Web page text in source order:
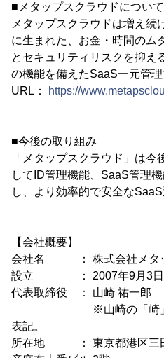
■メタップスクラウドについて
メタップスクラウドは増え続
に生まれた、お金・時間のム
とセキュリティリスクを抑え
の機能を備えたSaaS一元管理
URL：
https://
■今後の取り組み
「メタップスクラウド」は
してID管理機能、SaaS管理
し、より効率的で安全な
【会社概要】
会社名 ： 株式会社メタ
設立 ： 2007年9月3日
代表取締役 ： 山崎 祐一郎
※山崎の「崎」は立
表記。
所在地 ： 東京都港区三田